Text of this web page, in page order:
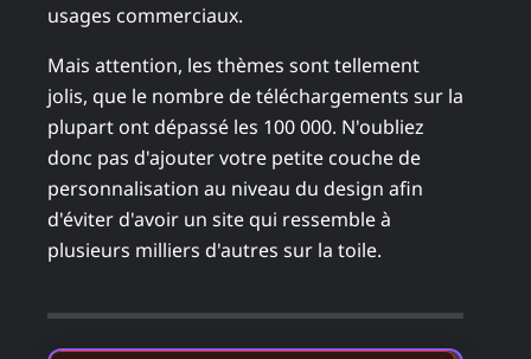
usages commerciaux.
Mais attention, les thèmes sont tellement
jolis, que le nombre de téléchargements sur la
plupart ont dépassé les 100 000. N'oubliez
donc pas d'ajouter votre petite couche de
personnalisation au niveau du design afin
d'éviter d'avoir un site qui ressemble à
plusieurs milliers d'autres sur la toile.